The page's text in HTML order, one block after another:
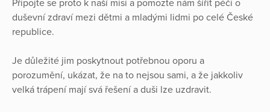
Připojte se proto k naší misi a pomozte nám šířit péči o
duševní zdraví mezi dětmi a mladými lidmi po celé České
republice.
Je důležité jim poskytnout potřebnou oporu a
porozumění, ukázat, že na to nejsou sami, a že jakkoliv
velká trápení mají svá řešení a duši lze uzdravit.